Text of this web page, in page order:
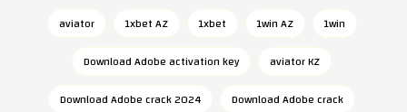
1win
1win AZ
1xbet
1xbet AZ
aviator
aviator KZ
Download Adobe activation key
Download Adobe crack
Download Adobe crack 2024